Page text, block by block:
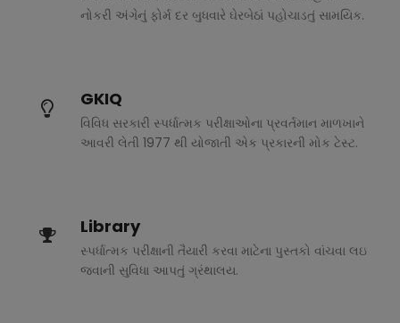
નોકરી અંગેનું ફોર્મ દર બુધવારે ઘેરબેઠાં પહોચાડતું સામયિક.
GKIQ
વિવિધ સરકારી સ્પર્ધાત્મક પરીક્ષાઓના પ્રવર્તમાન માળખાને
આવરી લેતી 1977 થી યોજાતી એક પ્રકારની મોક ટેસ્ટ.
Library
સ્પર્ધાત્મક પરીક્ષાની તૈયારી કરવા માટેના પુસ્તકો વાંચવા લઇ
જવાની સુવિધા આપતું ગ્રંથાલય.